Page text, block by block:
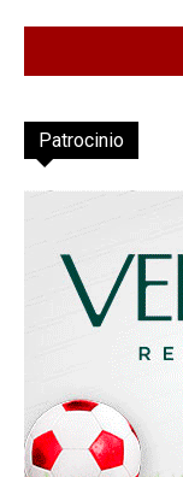
Patrocinio